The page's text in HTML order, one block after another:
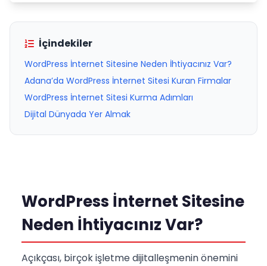
İçindekiler
WordPress İnternet Sitesine Neden İhtiyacınız Var?
Adana’da WordPress İnternet Sitesi Kuran Firmalar
WordPress İnternet Sitesi Kurma Adımları
Dijital Dünyada Yer Almak
WordPress İnternet Sitesine
Neden İhtiyacınız Var?
Açıkçası, birçok işletme dijitalleşmenin önemini